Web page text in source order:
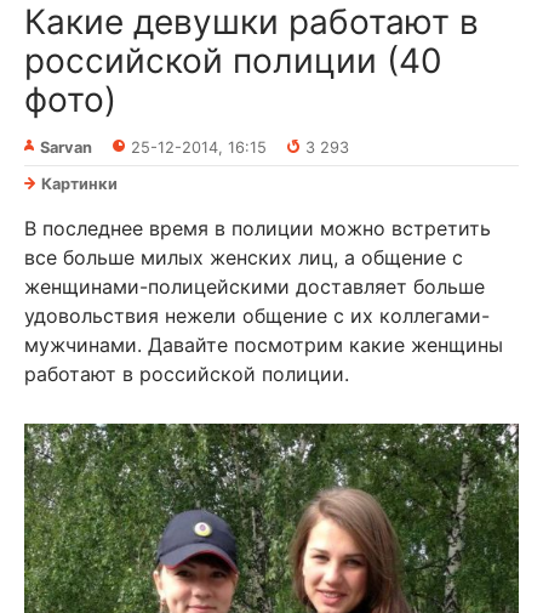
Какие девушки работают в
российской полиции (40
фото)
Sarvan 25-12-2014, 16:15
3 293
Картинки
В последнее время в полиции можно встретить
все больше милых женских лиц, а общение с
женщинами-полицейскими доставляет больше
удовольствия нежели общение с их коллегами-
мужчинами. Давайте посмотрим какие женщины
работают в российской полиции.